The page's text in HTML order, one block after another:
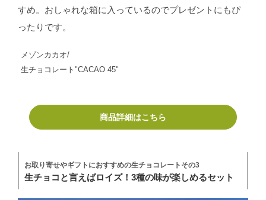
すめ。おしゃれな箱に入っているのでプレゼントにもぴ
ったりです。
メゾンカカオ/
生チョコレート"CACAO 45"
商品詳細はこちら
お取り寄せやギフトにおすすめの生チョコレートその3
生チョコと言えばロイズ！3種の味が楽しめるセット